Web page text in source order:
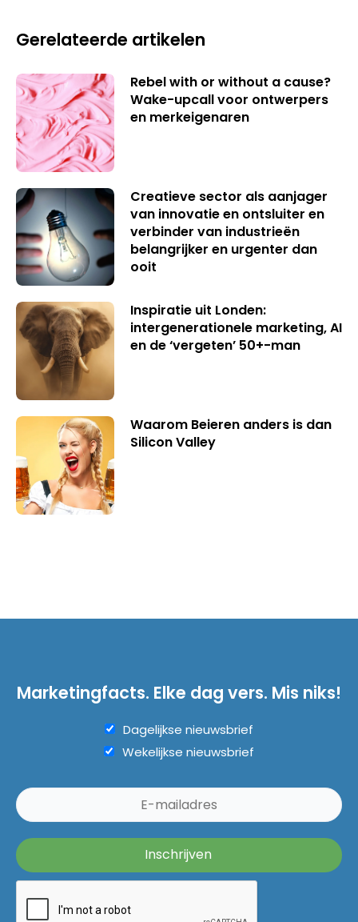
Gerelateerde artikelen
Rebel with or without a cause?
Wake-upcall voor ontwerpers
en merkeigenaren
Creatieve sector als aanjager
van innovatie en ontsluiter en
verbinder van industrieën
belangrijker en urgenter dan
ooit
Inspiratie uit Londen:
intergenerationele marketing, AI
en de ‘vergeten’ 50+-man
Waarom Beieren anders is dan
Silicon Valley
Marketingfacts. Elke dag vers. Mis niks!
Dagelijkse nieuwsbrief
Wekelijkse nieuwsbrief